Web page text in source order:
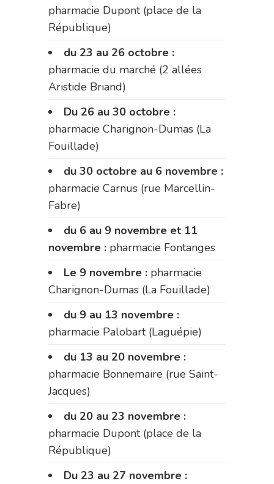
pharmacie Dupont (place de la
République)
du 23 au 26 octobre :
pharmacie du marché (2 allées
Aristide Briand)
Du 26 au 30 octobre :
pharmacie Charignon-Dumas (La
Fouillade)
du 30 octobre au 6 novembre :
pharmacie Carnus (rue Marcellin-
Fabre)
du 6 au 9 novembre et 11
novembre : pharmacie Fontanges
Le 9 novembre : pharmacie
Charignon-Dumas (La Fouillade)
du 9 au 13 novembre :
pharmacie Palobart (Laguépie)
du 13 au 20 novembre :
pharmacie Bonnemaire (rue Saint-
Jacques)
du 20 au 23 novembre :
pharmacie Dupont (place de la
République)
Du 23 au 27 novembre :